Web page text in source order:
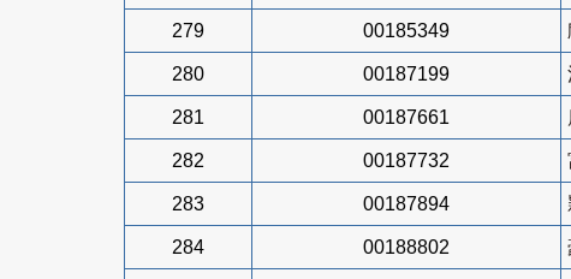
279 00185349
280 00187199
281 00187661
282 00187732
283 00187894
284 00188802